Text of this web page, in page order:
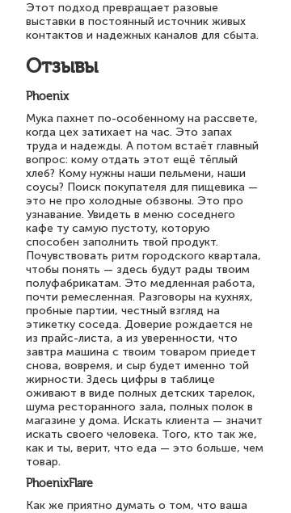
Этот подход превращает разовые
выставки в постоянный источник живых
контактов и надежных каналов для сбыта.
Отзывы
Phoenix
Мука пахнет по-особенному на рассвете,
когда цех затихает на час. Это запах
труда и надежды. А потом встаёт главный
вопрос: кому отдать этот ещё тёплый
хлеб? Кому нужны наши пельмени, наши
соусы? Поиск покупателя для пищевика —
это не про холодные обзвоны. Это про
узнавание. Увидеть в меню соседнего
кафе ту самую пустоту, которую
способен заполнить твой продукт.
Почувствовать ритм городского квартала,
чтобы понять — здесь будут рады твоим
полуфабрикатам. Это медленная работа,
почти ремесленная. Разговоры на кухнях,
пробные партии, честный взгляд на
этикетку соседа. Доверие рождается не
из прайс-листа, а из уверенности, что
завтра машина с твоим товаром приедет
снова, вовремя, и сыр будет именно той
жирности. Здесь цифры в таблице
оживают в виде полных детских тарелок,
шума ресторанного зала, полных полок в
магазине у дома. Искать клиента — значит
искать своего человека. Того, кто так же,
как и ты, верит, что еда — это больше, чем
товар.
PhoenixFlare
Как же приятно думать о том, что ваша